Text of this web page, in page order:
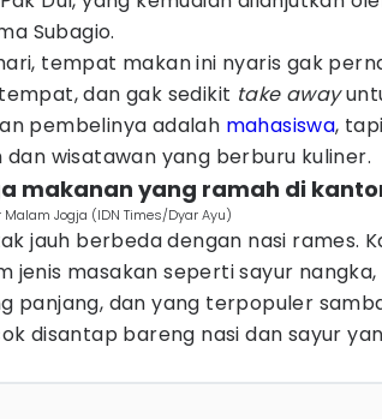
Subagio.
tempat makan ini nyaris gak
dan gak sedikit take away
pembelinya adalah mahasiswa,
wisatawan yang berburu kuliner.
makanan yang ramah di
Malam Jogja (IDN Times/Dyar Ayu)
jauh berbeda dengan nasi rames.
jenis masakan seperti sayur
panjang, dan yang terpopuler
disantap bareng nasi dan sayur